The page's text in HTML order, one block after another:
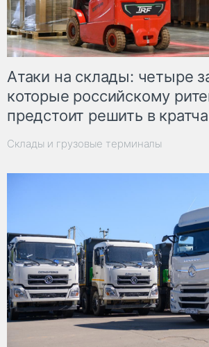
Атаки на склады: четыре
которые российскому
предстоит решить в
Склады и грузовые терминалы